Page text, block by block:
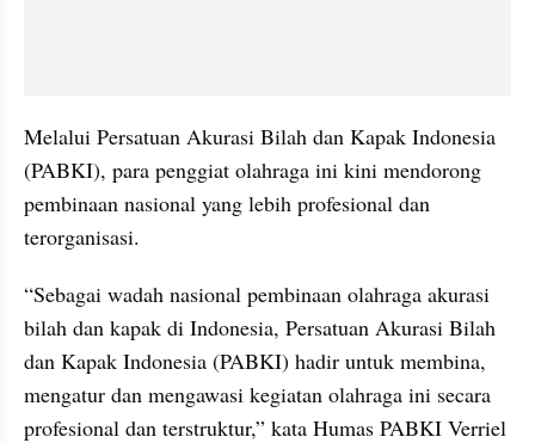
Melalui Persatuan Akurasi Bilah dan Kapak Indonesia
(PABKI), para penggiat olahraga ini kini mendorong
pembinaan nasional yang lebih profesional dan
terorganisasi.
“Sebagai wadah nasional pembinaan olahraga akurasi
bilah dan kapak di Indonesia, Persatuan Akurasi Bilah
dan Kapak Indonesia (PABKI) hadir untuk membina,
mengatur dan mengawasi kegiatan olahraga ini secara
profesional dan terstruktur,” kata Humas PABKI Verriel